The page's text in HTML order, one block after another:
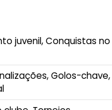
juvenil, Conquistas no
Golos-chave,